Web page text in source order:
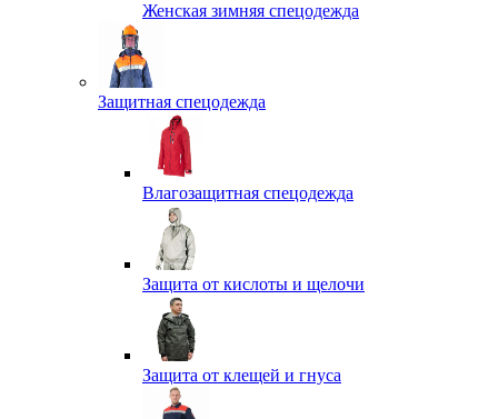
Женская зимняя спецодежда
Защитная спецодежда
Влагозащитная спецодежда
Защита от кислоты и щелочи
Защита от клещей и гнуса